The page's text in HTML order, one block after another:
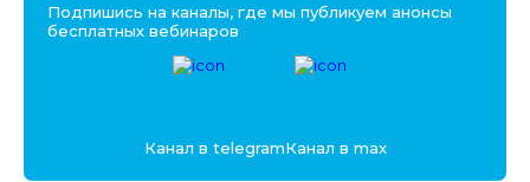
Подпишись на каналы, где мы публикуем анонсы
бесплатных вебинаров
Канал в telegramКанал в max